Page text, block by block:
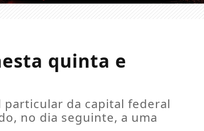
quinta e
da capital federal
no dia seguinte, a uma